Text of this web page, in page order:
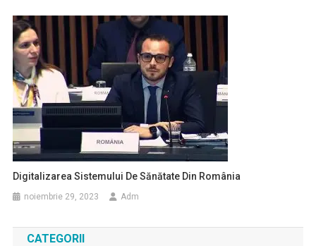
Digitalizarea Sistemului De Sănătate Din România
noiembrie 29, 2023 Adm
CATEGORII